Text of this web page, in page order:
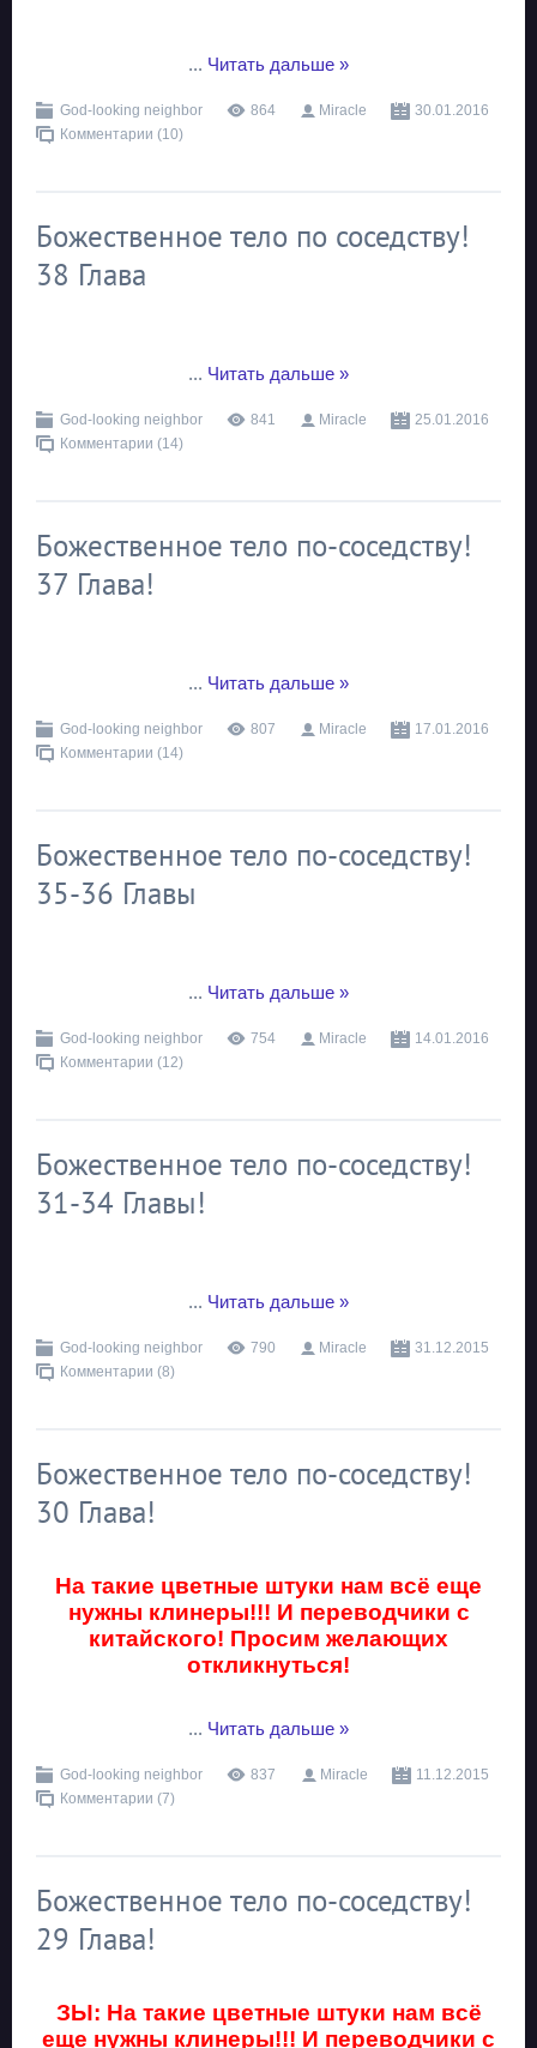
... Читать дальше »
God-looking neighbor 864 Miracle
30.01.2016
Комментарии (10)
Божественное тело по соседству!
38 Глава
... Читать дальше »
God-looking neighbor 841 Miracle
25.01.2016
Комментарии (14)
Божественное тело по-соседству!
37 Глава!
... Читать дальше »
God-looking neighbor 807 Miracle
17.01.2016
Комментарии (14)
Божественное тело по-соседству!
35-36 Главы
... Читать дальше »
God-looking neighbor 754 Miracle
14.01.2016
Комментарии (12)
Божественное тело по-соседству!
31-34 Главы!
... Читать дальше »
God-looking neighbor 790 Miracle
31.12.2015
Комментарии (8)
Божественное тело по-соседству!
30 Глава!
На такие цветные штуки нам всё еще
нужны клинеры!!! И переводчики с
китайского! Просим желающих
откликнуться!
... Читать дальше »
God-looking neighbor 837 Miracle
11.12.2015
Комментарии (7)
Божественное тело по-соседству!
29 Глава!
ЗЫ: На такие цветные штуки нам всё
еще нужны клинеры!!! И переводчики с